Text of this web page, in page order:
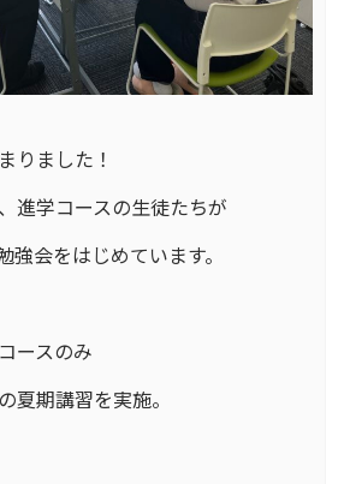
りました！
進学コースの生徒たちが
会をはじめています。
ースのみ
夏期講習を実施。